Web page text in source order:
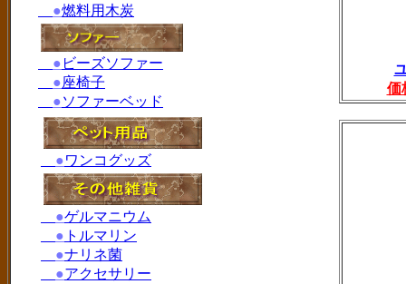
価
●燃料用木炭
● ビーズソファー
●座椅子
●ソファーベッド
●ワンコグッズ
●ゲルマニウム
● トルマリン
●ナリネ菌
●アクセサリー